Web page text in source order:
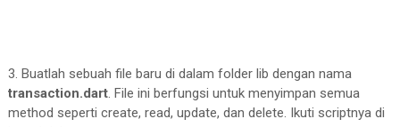
3. Buatlah sebuah file baru di dalam folder lib dengan nama
transaction.dart. File ini berfungsi untuk menyimpan semua
method seperti create, read, update, dan delete. Ikuti scriptnya di